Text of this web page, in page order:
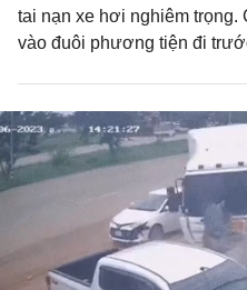
tai nạn xe hơi nghiêm trọng.
vào đuôi phương tiện đi